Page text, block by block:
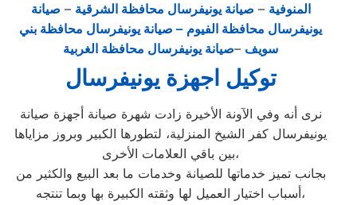
المنوفية – صيانة يونيفرسال محافظة الشرقية – صيانة
يونيفرسال محافظة الفيوم – صيانة يونيفرسال محافظة بني
سويف –صيانة يونيفرسال محافظة الغربية
توكيل اجهزة يونيفرسال
نرى أنه وفي الآونة الأخيرة زادت شهرة صيانة أجهزة صيانة
يونيفرسال كفر الشيخ المنزلية، لتطورها الكبير وبروز مزاياها
بين باقي العلامات الأخرى،
بجانب تميز خدماتها للصيانة وخدمات ما بعد البيع والكثير من
أسباب اختيار العميل لها وثقته الكبيرة بها وبما تنتجه،